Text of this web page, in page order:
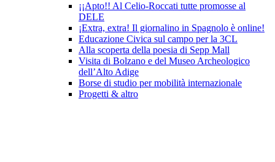
¡¡Apto!! Al Celio-Roccati tutte promosse al
DELE
¡Extra, extra! Il giornalino in Spagnolo è online!
Educazione Civica sul campo per la 3CL
Alla scoperta della poesia di Sepp Mall
Visita di Bolzano e del Museo Archeologico
dell’Alto Adige
Borse di studio per mobilità internazionale
Progetti & altro